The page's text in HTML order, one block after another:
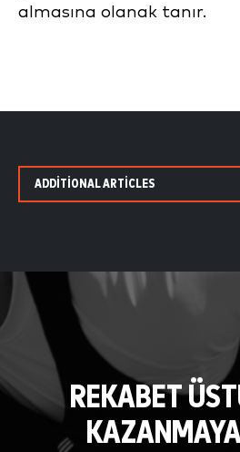
almasına olanak tanır.
ADDITIONAL ARTICLES
REKABET